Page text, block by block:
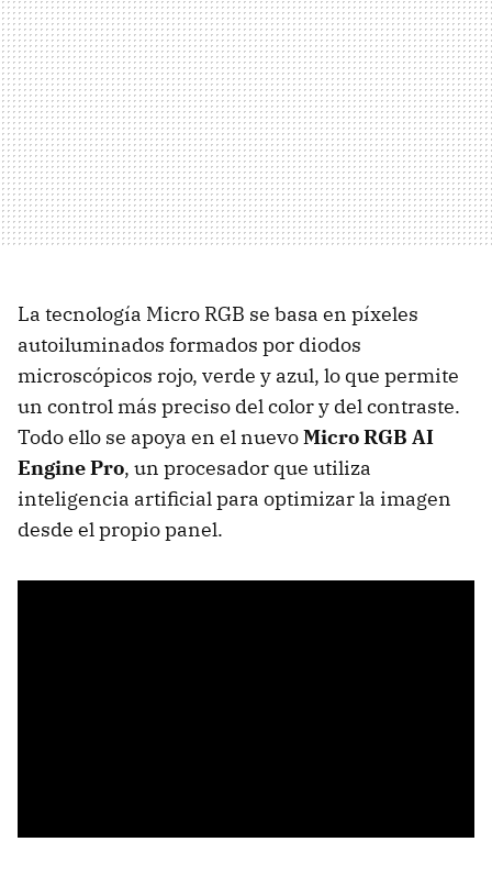
La tecnología Micro RGB se basa en píxeles
autoiluminados formados por diodos
microscópicos rojo, verde y azul, lo que permite
un control más preciso del color y del contraste.
Todo ello se apoya en el nuevoMicro RGB AI
Engine Pro, un procesador que utiliza
inteligencia artificial para optimizar la imagen
desde el propio panel.